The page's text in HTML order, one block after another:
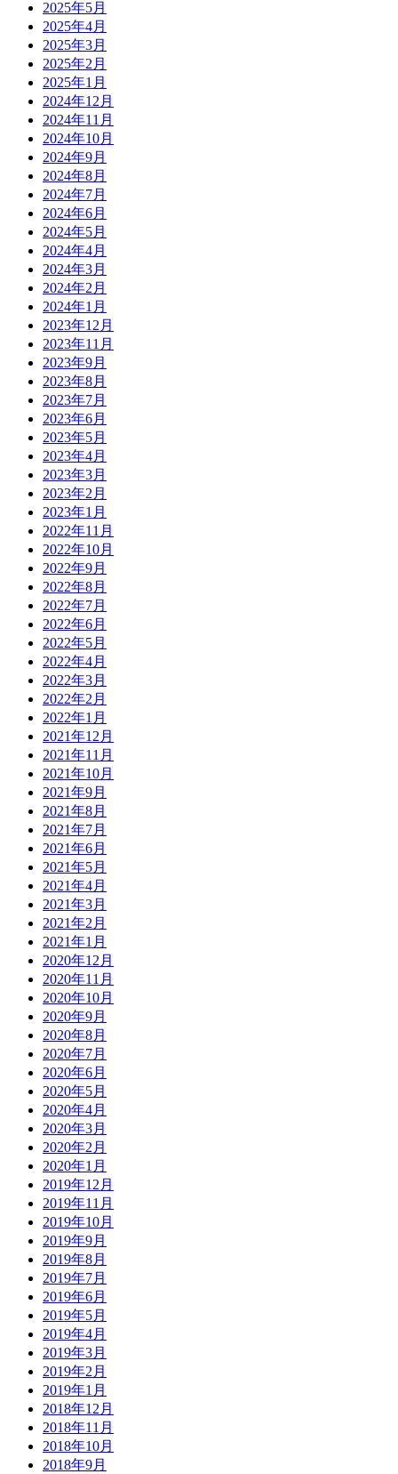
2025年5月
2025年4月
2025年3月
2025年2月
2025年1月
2024年12月
2024年11月
2024年10月
2024年9月
2024年8月
2024年7月
2024年6月
2024年5月
2024年4月
2024年3月
2024年2月
2024年1月
2023年12月
2023年11月
2023年9月
2023年8月
2023年7月
2023年6月
2023年5月
2023年4月
2023年3月
2023年2月
2023年1月
2022年11月
2022年10月
2022年9月
2022年8月
2022年7月
2022年6月
2022年5月
2022年4月
2022年3月
2022年2月
2022年1月
2021年12月
2021年11月
2021年10月
2021年9月
2021年8月
2021年7月
2021年6月
2021年5月
2021年4月
2021年3月
2021年2月
2021年1月
2020年12月
2020年11月
2020年10月
2020年9月
2020年8月
2020年7月
2020年6月
2020年5月
2020年4月
2020年3月
2020年2月
2020年1月
2019年12月
2019年11月
2019年10月
2019年9月
2019年8月
2019年7月
2019年6月
2019年5月
2019年4月
2019年3月
2019年2月
2019年1月
2018年12月
2018年11月
2018年10月
2018年9月